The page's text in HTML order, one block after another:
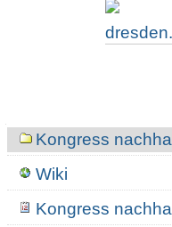
NavigationKongress
Wiki
Kongress